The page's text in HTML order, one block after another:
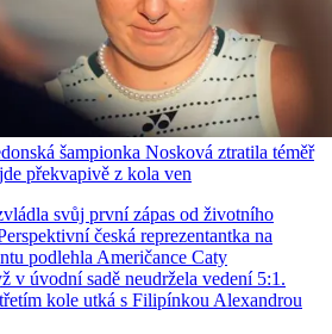
šampionka Nosková ztratila téměř
překvapivě z kola ven
svůj první zápas od životního
česká reprezentantka na
podlehla Američance Caty
v úvodní sadě neudržela vedení 5:1.
kole utká s Filipínkou Alexandrou